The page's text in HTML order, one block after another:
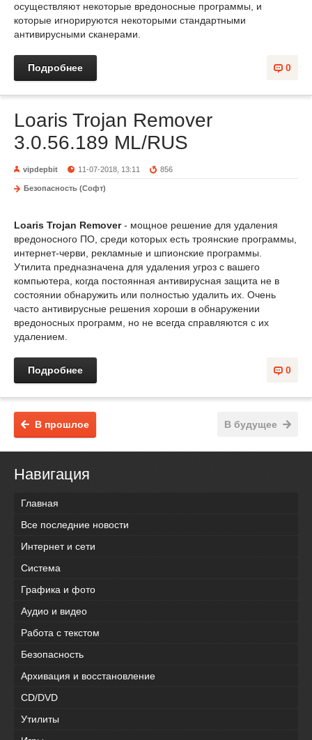
осуществляют некоторые вредоносные программы, и
которые игнорируются некоторыми стандартными
антивирусными сканерами.
0
Подробнее
Loaris Trojan Remover
3.0.56.189 ML/RUS
vipdepbit 11-07-2018, 13:11 856
Безопасность (Софт)
Loaris Trojan Remover- мощное решение для удаления
вредоносного ПО, среди которых есть троянские программы,
интернет-черви, рекламные и шпионские программы.
Утилита предназначена для удаления угроз с вашего
компьютера, когда постоянная антивирусная защита не в
состоянии обнаружить или полностью удалить их. Очень
часто антивирусные решения хороши в обнаружении
вредоносных программ, но не всегда справляются с их
удалением.
0
Подробнее
В будущее
В прошлое
Навигация
Главная
Все последние новости
Интернет и сети
Система
Графика и фото
Аудио и видео
Работа с текстом
Безопасность
Архивация и восстановление
CD/DVD
Утилиты